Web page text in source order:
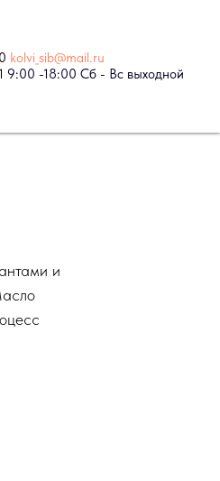
kolvi_sib@mail.ru
9:00 -18:00 Сб - Вс выходной
и